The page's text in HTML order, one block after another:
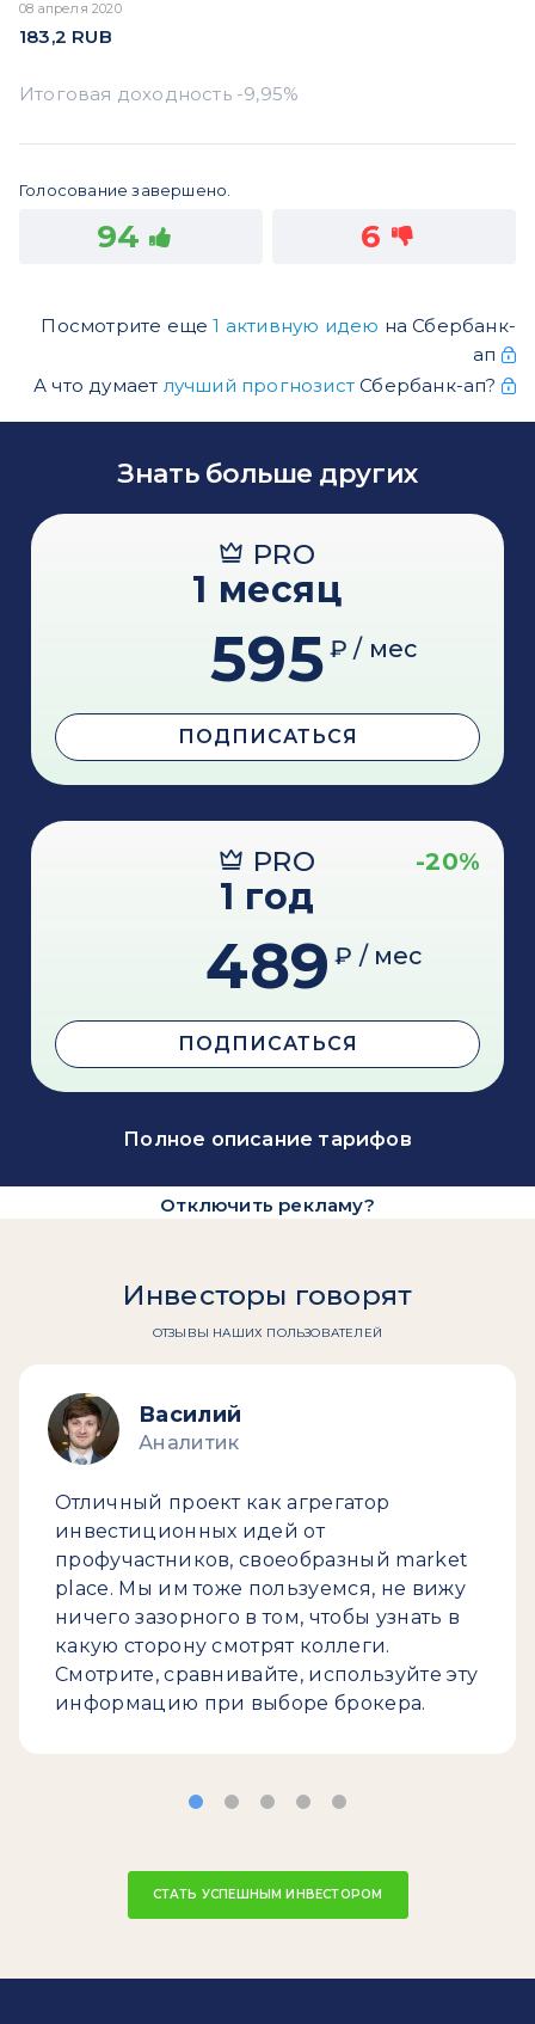
08 апреля 2020
183,2 RUB
Голосование завершено.
94 6
Посмотрите еще1 активную идею на Сбербанк-
ап
А что думает лучший прогнозистСбербанк-ап?
Знать больше других
PRO
1 месяц
595 ₽ / мес
ПОДПИСАТЬСЯ
PRO -20%
1 год
489 ₽ / мес
ПОДПИСАТЬСЯ
Полное описание тарифов
Отключить рекламу?
Инвесторы говорят
ОТЗЫВЫ НАШИХ ПОЛЬЗОВАТЕЛЕЙ
Василий
Аналитик
Отличный проект как агрегатор
инвестиционных идей от
профучастников, своеобразный market
place. Мы им тоже пользуемся, не вижу
ничего зазорного в том, чтобы узнать в
какую сторону смотрят коллеги.
Смотрите, сравнивайте, используйте эту
информацию при выборе брокера.
СТАТЬ УСПЕШНЫМ ИНВЕСТОРОМ